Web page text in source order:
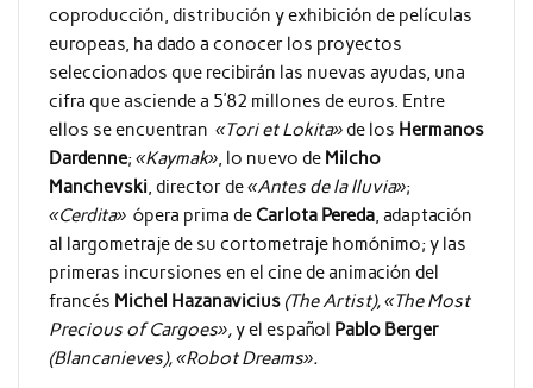
coproducción, distribución y exhibición de películas
europeas, ha dado a conocer los proyectos
seleccionados que recibirán las nuevas ayudas, una
cifra que asciende a 5’82 millones de euros. Entre
ellos se encuentran «Tori et Lokita»de los Hermanos
Dardenne;«Kaymak», lo nuevo de Milcho
Manchevski, director de«Antes de la lluvia»;
«Cerdita»ópera prima de Carlota Pereda, adaptación
al largometraje de su cortometraje homónimo; y las
primeras incursiones en el cine de animación del
francés Michel Hazanavicius (The Artist), «The Most
Precious of Cargoes»,y el español Pablo Berger
(Blancanieves), «Robot Dreams».